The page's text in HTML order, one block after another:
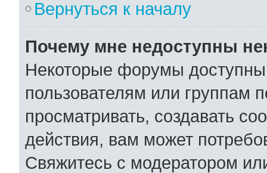
Вернуться к началу
Почему мне недоступны
Некоторые форумы
пользователям или группам
просматривать, создавать
действия, вам может
Свяжитесь с модератором